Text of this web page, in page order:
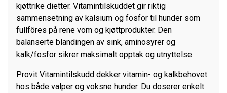
kjøttrike dietter. Vitamintilskuddet gir riktig
sammensetning av kalsium og fosfor til hunder som
fullfôres på rene vom og kjøttprodukter. Den
balanserte blandingen av sink, aminosyrer og
kalk/fosfor sikrer maksimalt opptak og utnyttelse.
Provit Vitamintilskudd dekker vitamin- og kalkbehovet
hos både valper og voksne hunder. Du doserer enkelt